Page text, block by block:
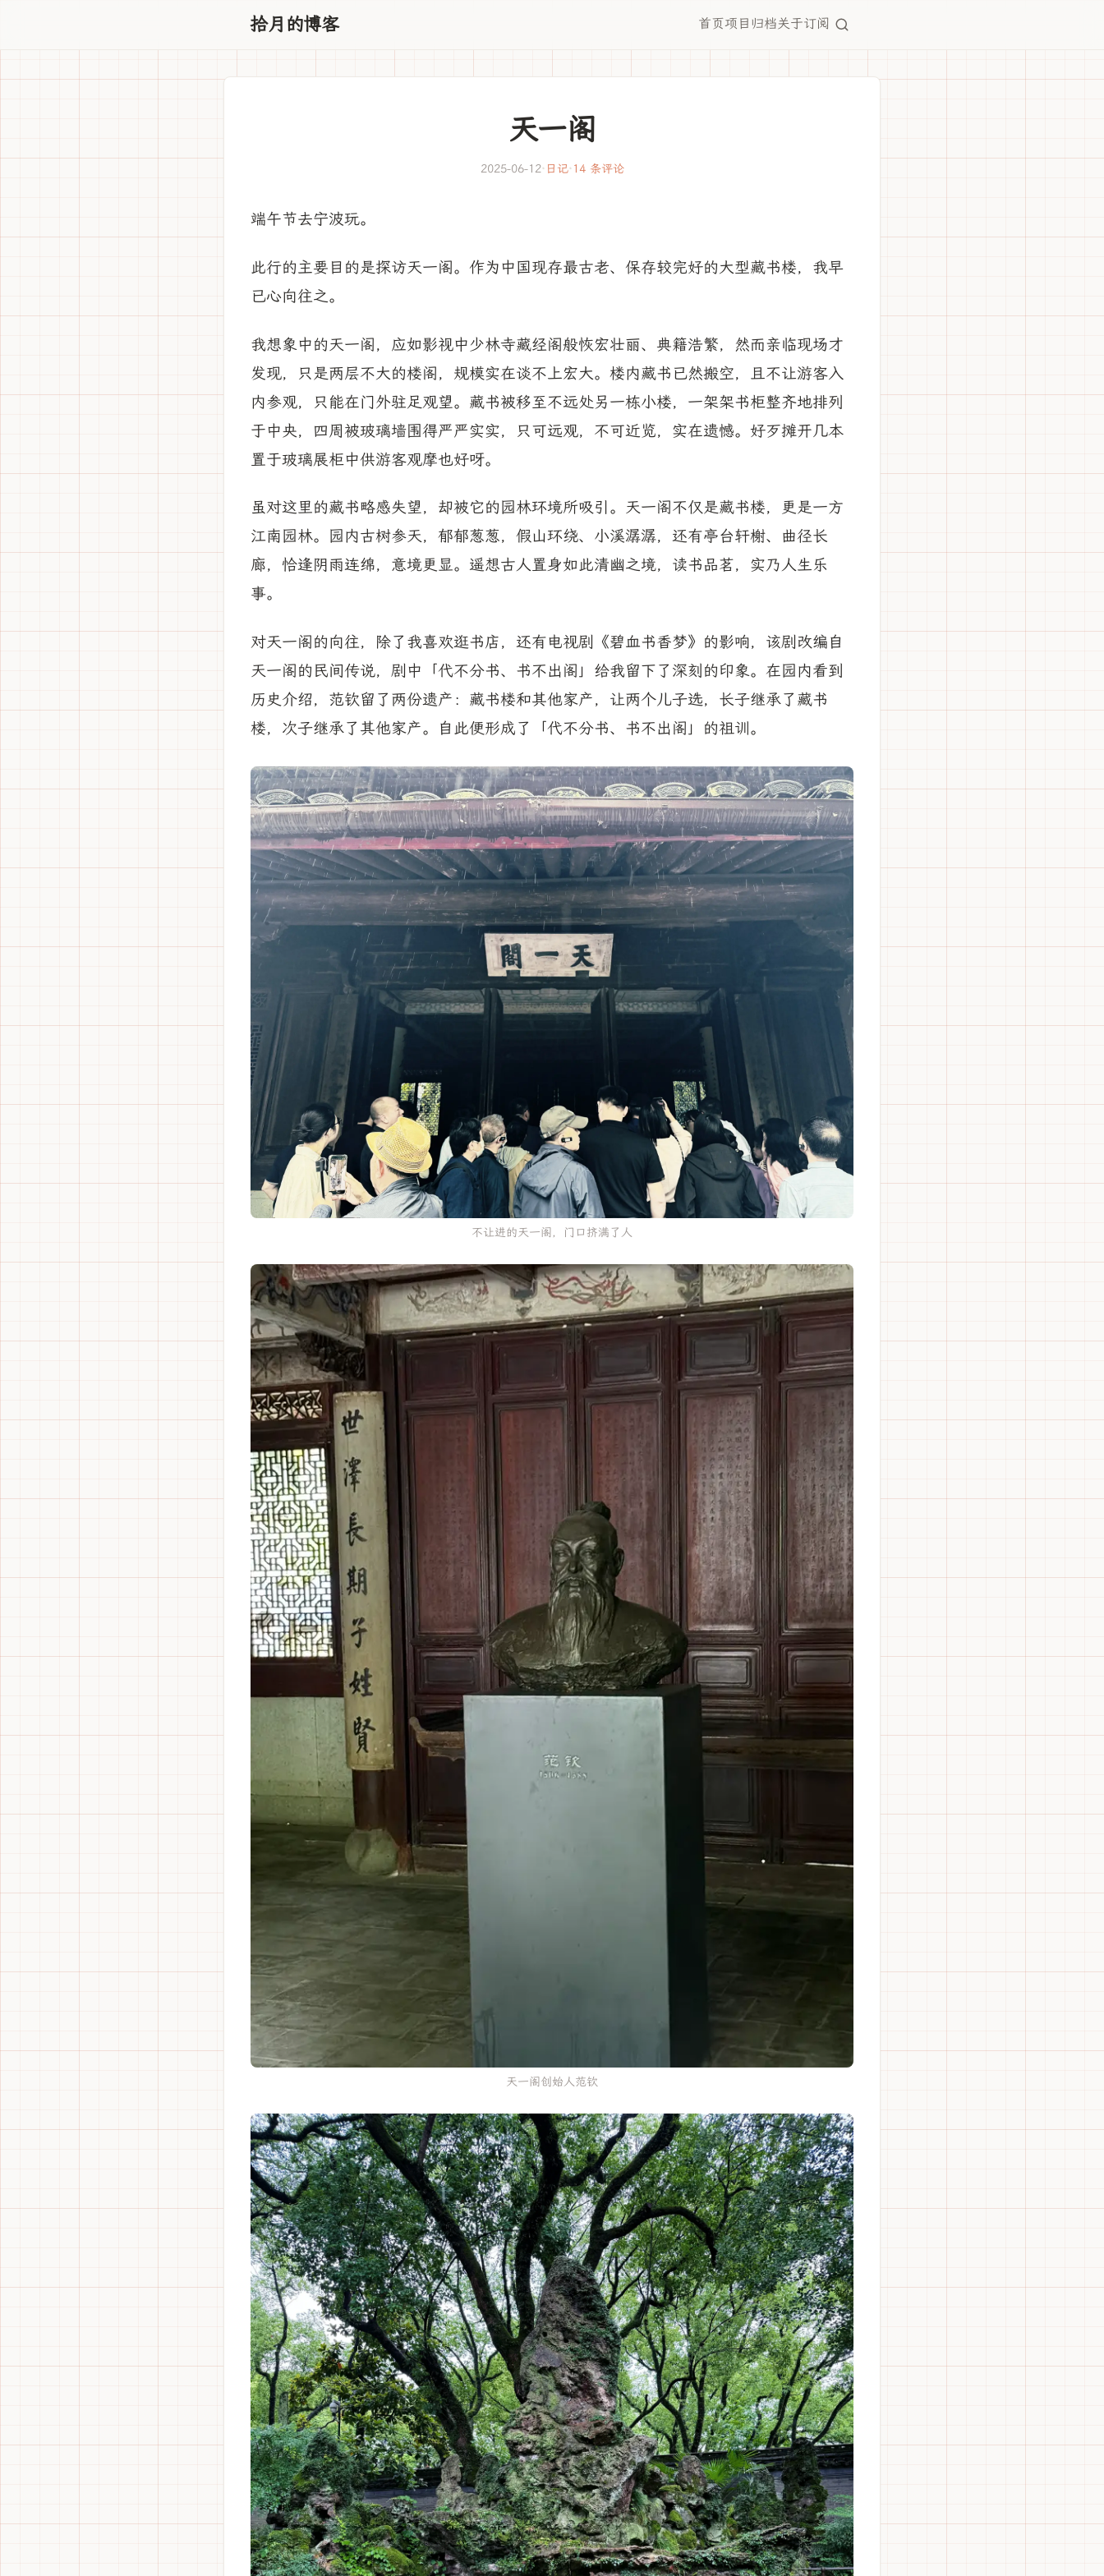
拾月的博客 首页项目 归档关于订阅
天一阁
2025-06-12· 日记· 14 条评论
端午节去宁波玩。
此行的主要目的是探访天一阁。作为中国现存最古老、保存较完好的大型藏书楼，我早
已心向往之。
我想象中的天一阁，应如影视中少林寺藏经阁般恢宏壮丽、典籍浩繁，然而亲临现场才
发现，只是两层不大的楼阁，规模实在谈不上宏大。楼内藏书已然搬空，且不让游客入
内参观，只能在门外驻足观望。藏书被移至不远处另一栋小楼，一架架书柜整齐地排列
于中央，四周被玻璃墙围得严严实实，只可远观，不可近览，实在遗憾。好歹摊开几本
置于玻璃展柜中供游客观摩也好呀。
虽对这里的藏书略感失望，却被它的园林环境所吸引。天一阁不仅是藏书楼，更是一方
江南园林。园内古树参天，郁郁葱葱，假山环绕、小溪潺潺，还有亭台轩榭、曲径长
廊，恰逢阴雨连绵，意境更显。遥想古人置身如此清幽之境，读书品茗，实乃人生乐
事。
对天一阁的向往，除了我喜欢逛书店，还有电视剧《碧血书香梦》的影响，该剧改编自
天一阁的民间传说，剧中「代不分书、书不出阁」给我留下了深刻的印象。在园内看到
历史介绍，范钦留了两份遗产：藏书楼和其他家产，让两个儿子选，长子继承了藏书
楼，次子继承了其他家产。自此便形成了「代不分书、书不出阁」的祖训。
不让进的天一阁，门口挤满了人
天一阁创始人范钦